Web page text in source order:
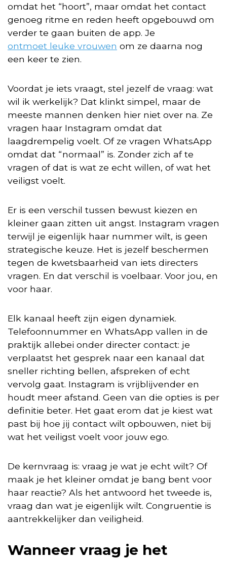
omdat het “hoort”, maar omdat het contact
genoeg ritme en reden heeft opgebouwd om
verder te gaan buiten de app. Je
ontmoet leuke vrouwen om ze daarna nog
een keer te zien.
Voordat je iets vraagt, stel jezelf de vraag: wat
wil ik werkelijk? Dat klinkt simpel, maar de
meeste mannen denken hier niet over na. Ze
vragen haar Instagram omdat dat
laagdrempelig voelt. Of ze vragen WhatsApp
omdat dat “normaal” is. Zonder zich af te
vragen of dat is wat ze echt willen, of wat het
veiligst voelt.
Er is een verschil tussen bewust kiezen en
kleiner gaan zitten uit angst. Instagram vragen
terwijl je eigenlijk haar nummer wilt, is geen
strategische keuze. Het is jezelf beschermen
tegen de kwetsbaarheid van iets directers
vragen. En dat verschil is voelbaar. Voor jou, en
voor haar.
Elk kanaal heeft zijn eigen dynamiek.
Telefoonnummer en WhatsApp vallen in de
praktijk allebei onder directer contact: je
verplaatst het gesprek naar een kanaal dat
sneller richting bellen, afspreken of echt
vervolg gaat. Instagram is vrijblijvender en
houdt meer afstand. Geen van die opties is per
definitie beter. Het gaat erom dat je kiest wat
past bij hoe jij contact wilt opbouwen, niet bij
wat het veiligst voelt voor jouw ego.
De kernvraag is: vraag je wat je echt wilt? Of
maak je het kleiner omdat je bang bent voor
haar reactie? Als het antwoord het tweede is,
vraag dan wat je eigenlijk wilt. Congruentie is
aantrekkelijker dan veiligheid.
Wanneer vraag je het